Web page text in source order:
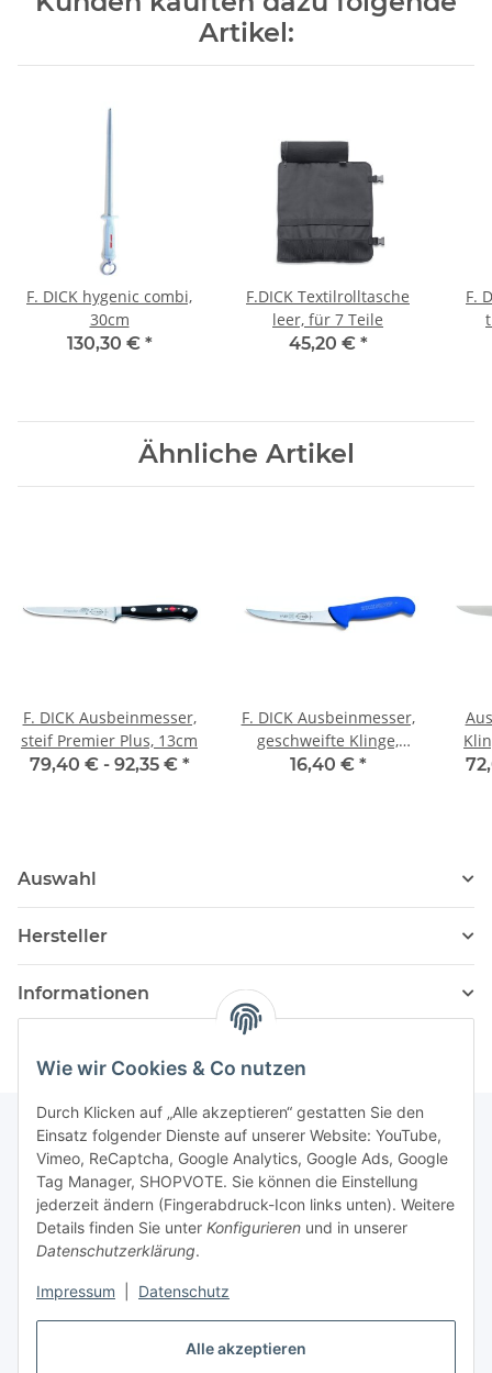
Alle akzeptieren
Wie wir Cookies & Co nutzen
Durch Klicken auf „Alle akzeptieren“ gestatten Sie den
Einsatz folgender Dienste auf unserer Website: YouTube,
Vimeo, ReCaptcha, Google Analytics, Google Ads, Google
Tag Manager, SHOPVOTE. Sie können die Einstellung
jederzeit ändern (Fingerabdruck-Icon links unten). Weitere
Details finden Sie unter Konfigurieren und in unserer
Datenschutzerklärung.
Impressum Datenschutz
Artikel:
F. DICK hygenic combi,
30cm
130,30 € *
F.DICK Textilrolltasche
leer, für 7 Teile
45,20 € *
F.
Ähnliche Artikel
F. DICK Ausbeinmesser,
steif Premier Plus, 13cm
79,40 € - 92,35 € *
F. DICK Ausbeinmesser,
geschweifte Klinge,
semi-flexibel ErgoGrip,
16,40 € *
Auswahl
Hersteller
Informationen
Newsletter Abonnieren
Bitte senden Sie mir entsprechend Ihrer
Datenschutzerklärungregelmäßig und jederzeit widerruflich
Abonnieren
Newsletter Abonnieren